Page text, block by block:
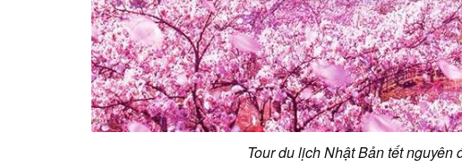
Tour du lịch Nhật Bản tết nguyên